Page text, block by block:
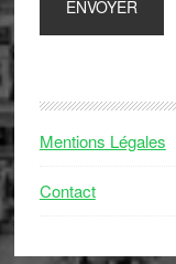
Mentions Légales
Contact